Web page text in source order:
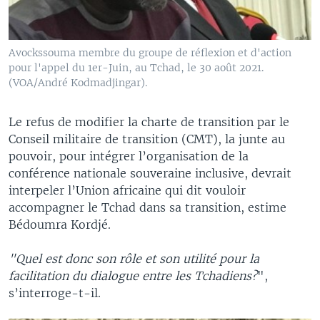
Avockssouma membre du groupe de réflexion et d'action
pour l'appel du 1er-Juin, au Tchad, le 30 août 2021.
(VOA/André Kodmadjingar).
Le refus de modifier la charte de transition par le
Conseil militaire de transition (CMT), la junte au
pouvoir, pour intégrer l’organisation de la
conférence nationale souveraine inclusive, devrait
interpeler l’Union africaine qui dit vouloir
accompagner le Tchad dans sa transition, estime
Bédoumra Kordjé.
"Quel est donc son rôle et son utilité pour la
facilitation du dialogue entre les Tchadiens?",
s’interroge-t-il.